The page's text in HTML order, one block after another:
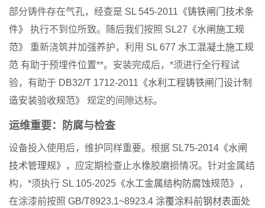
部分铸件存在气孔，经查是 SL 545-2011《铸铁闸门技术条
件》
执行不到位所致。随后我们按照 SL27《水闸施工规
范》
重新浇筑并加强养护，利用 SL 677 水工混凝土施工规
范 有助于预埋件位置**。安装完成后，*须进行全行程试
验，有助于 DB32/T 1712-2011《水利工程铸铁闸门设计制
造安装验收规范》
规定的间隙达标。
运维重要：防腐与检查
设备投入使用后，维护同样重要。根据 SL75-2014《水闸
技术管理规》
，应定期检查止水橡胶磨损情况。针对金属结
构，*须执行 SL 105-2025《水工金属结构防腐蚀规范》
，
在涂漆前按照 GB/T8923.1~8923.4 涂覆涂料前钢材表面处